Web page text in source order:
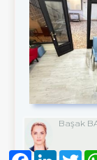
Başak
FacebookLinkedIn